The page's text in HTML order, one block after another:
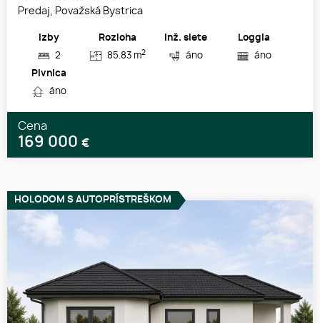
Predaj, Považská Bystrica
Izby
2
Rozloha
85.83 m2
Inž. siete
áno
Loggia
áno
Pivnica
áno
Cena
169 000 €
HOLODOM S AUTOPRÍSTREŠKOM